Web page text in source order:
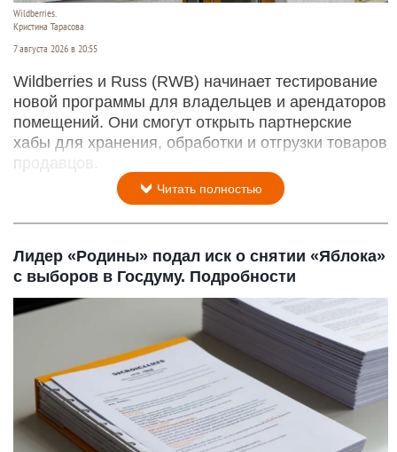
Wildberries.
Кристина Тарасова
7 августа 2026 в 20:55
Wildberries и Russ (RWB) начинает тестирование
новой программы для владельцев и арендаторов
помещений. Они смогут открыть партнерские
хабы для хранения, обработки и отгрузки товаров
продавцов.
Читать полностью
Лидер «Родины» подал иск о снятии «Яблока»
с выборов в Госдуму. Подробности